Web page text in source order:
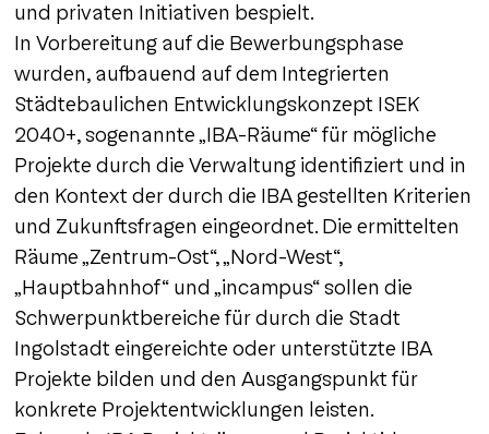
und privaten Initiativen bespielt.
In Vorbereitung auf die Bewerbungsphase
wurden, aufbauend auf dem Integrierten
Städtebaulichen Entwicklungskonzept ISEK
2040+, sogenannte „IBA-Räume“ für mögliche
Projekte durch die Verwaltung identifiziert und in
den Kontext der durch die IBA gestellten Kriterien
und Zukunftsfragen eingeordnet. Die ermittelten
Räume „Zentrum-Ost“, „Nord-West“,
„Hauptbahnhof“ und „incampus“ sollen die
Schwerpunktbereiche für durch die Stadt
Ingolstadt eingereichte oder unterstützte IBA
Projekte bilden und den Ausgangspunkt für
konkrete Projektentwicklungen leisten.